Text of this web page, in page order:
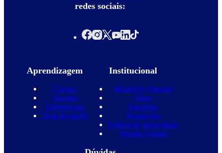
redes sociais:
Aprendizagem
Cursos
Escolas
Diferenciais
Teste de inglês
Institucional
Wizard by Pearson
Blog
Parcerias
Promoções
Política de privacidade
Projeto Águias